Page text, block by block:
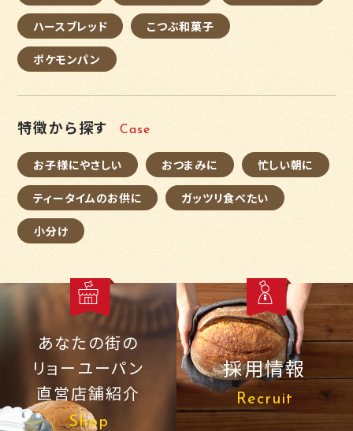
ハースブレッド こつぶ和菓子
ポケモンパン
特徴から探す Case
お子様にやさしい おつまみに 忙しい朝に
ティータイムのお供に ガッツリ食べたい
小分け
あなたの街の
リョーユーパン
直営店舗紹介
Shop
採用情報
Recruit